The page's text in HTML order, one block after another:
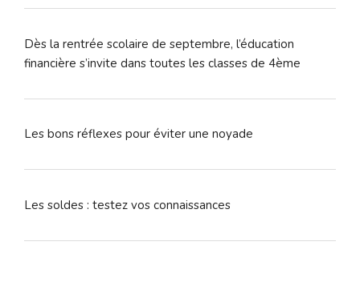
Dès la rentrée scolaire de septembre, l’éducation
financière s’invite dans toutes les classes de 4ème
Les bons réflexes pour éviter une noyade
Les soldes : testez vos connaissances